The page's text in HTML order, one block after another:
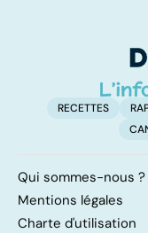
RECETTES
Qui sommes-nous ?
Mentions légales
Charte d'utilisation